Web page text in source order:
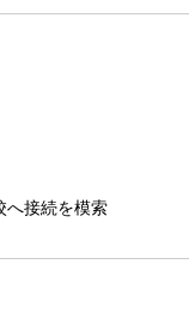
へ接続を模索